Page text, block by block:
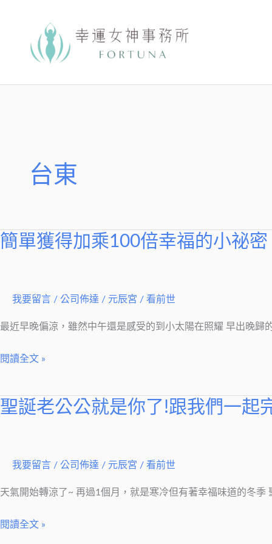
台東
簡單獲得加乘100倍幸福的小祕密
我要留言 / 公司佈達 / 元辰宮 / 看前世
最近早晚偏涼，雖然中午還是感受的到小太陽在照耀 早出晚
簡
乘
倍
福
的
閱讀全文 »
聖誕老公公就是你了!跟我們一起
我要留言 / 公司佈達 / 元辰宮 / 看前世
天氣開始轉涼了~ 再過1個月，就是寒冷但有著幸福味道的冬
聖
就
你
閱讀全文 »